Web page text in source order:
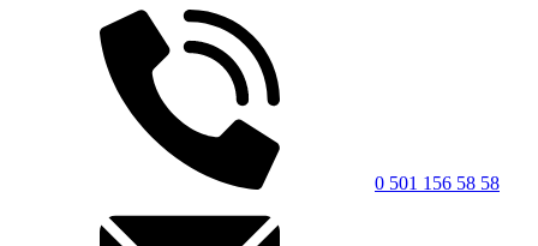
0 501 156 58 58